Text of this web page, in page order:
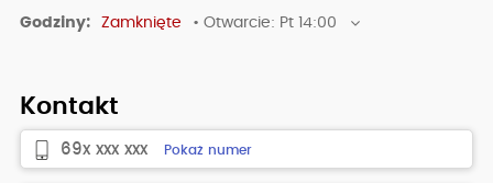
Godziny: Zamknięte • Otwarcie: Pt 14:00
Kontakt
69x xxx xxx Pokaż numer